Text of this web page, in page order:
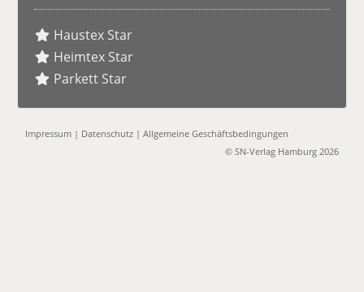
Haustex Star
Heimtex Star
Parkett Star
Impressum | Datenschutz |Allgemeine Geschäftsbedingungen
© SN-Verlag Hamburg 2026